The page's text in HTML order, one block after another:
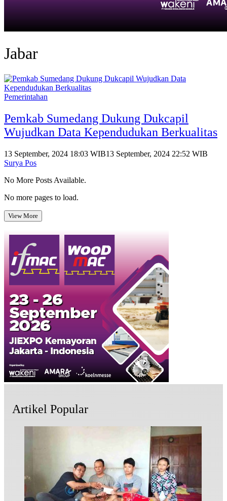
Jabar
Pemerintahan
Pemkab Sumedang Dukung Dukcapil
Wujudkan Data Kependudukan Berkualitas
13 September, 2024 18:03 WIB13 September, 2024 22:52 WIB
Surya Pos
No More Posts Available.
No more pages to load.
View More
Artikel Popular